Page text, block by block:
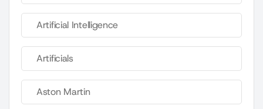
Artificial Intelligence
Artificials
Aston Martin